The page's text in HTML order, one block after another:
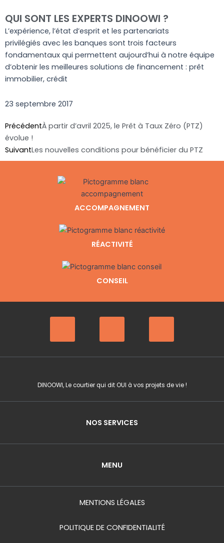
QUI SONT LES EXPERTS DINOOWI ?
L’expérience, l’état d’esprit et les partenariats
privilégiés avec les banques sont trois facteurs
fondamentaux qui permettent aujourd’hui à notre équipe
d’obtenir les meilleures solutions de financement : prêt
immobilier, crédit
23 septembre 2017
Précédent
PrécédentÀ partir d’avril 2025, le Prêt à Taux Zéro (PTZ)
évolue !
SuivantLes nouvelles conditions pour bénéficier du PTZ
ACCOMPAGNEMENT
RÉACTIVITÉ
CONSEIL
e
o
t
g
m
t
b
DINOOWI, Le courtier qui dit OUI à vos projets de vie !
NOS SERVICES
MENU
MENTIONS LÉGALES
POLITIQUE DE CONFIDENTIALITÉ